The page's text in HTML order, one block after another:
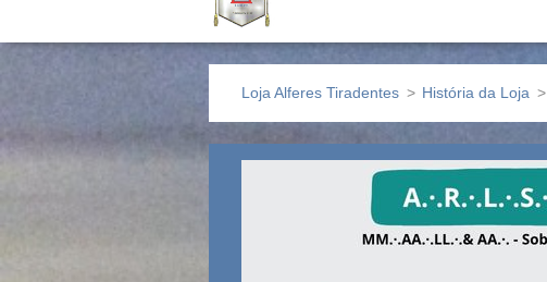
Loja Alferes Tiradentes > História da Loja >